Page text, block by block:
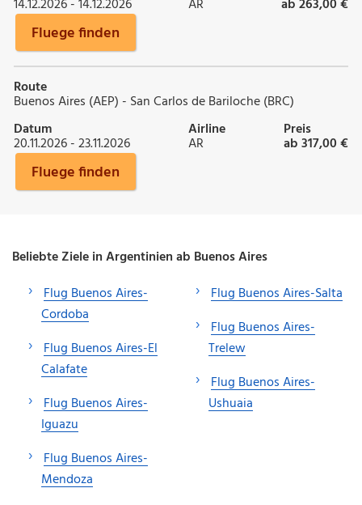
14.12.2026 - 14.12.2026 AR ab 263,00 €
Fluege finden
Route
Buenos Aires (AEP) - San Carlos de Bariloche (BRC)
Datum
20.11.2026 - 23.11.2026
Airline
AR
Preis
ab 317,00 €
Fluege finden
Beliebte Ziele in Argentinien ab Buenos Aires
Flug Buenos Aires-
Cordoba
Flug Buenos Aires-El
Calafate
Flug Buenos Aires-
Iguazu
Flug Buenos Aires-
Mendoza
Flug Buenos Aires-Salta
Flug Buenos Aires-
Trelew
Flug Buenos Aires-
Ushuaia